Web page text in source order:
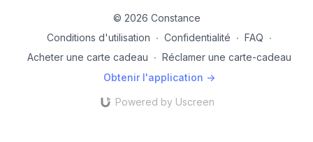
© 2026 Constance
Conditions d'utilisation ∙ Confidentialité ∙ FAQ ∙
Acheter une carte cadeau ∙ Réclamer une carte-cadeau
Obtenir l'application ->
Powered by Uscreen